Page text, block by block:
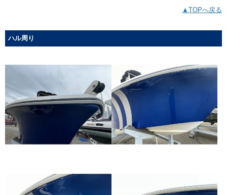
▲TOPへ戻る
ハル周り